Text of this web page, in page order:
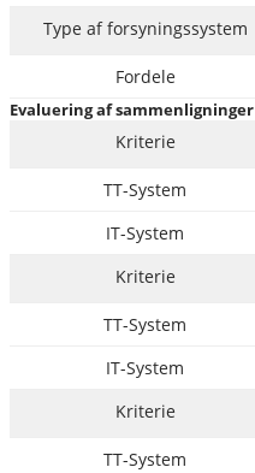
Evaluering af sammenligninger